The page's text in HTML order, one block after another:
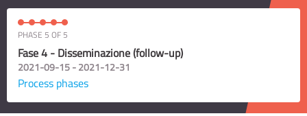
PHASE 5 OF 5
Fase 4 - Disseminazione (follow-up)
2021-09-15 - 2021-12-31
Process phases